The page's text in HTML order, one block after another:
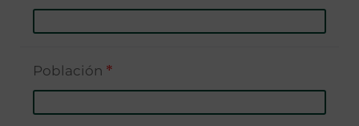
Población *